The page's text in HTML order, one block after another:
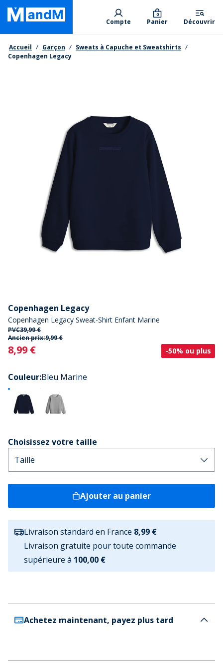
Skip
main
content
Primary departments
Compte Panier
0
Découvrir
Fil d'Ariane
Accueil Garçon
Sweats à Capuche et Sweatshirts
Copenhagen Legacy
Copenhagen Legacy
Copenhagen Legacy Sweat-Shirt Enfant Marine
PVC39,99 €
Ancien prix:9,99 €
Current
8,99 € -50% ou plus
Couleur:Bleu Marine
Choisissez votre taille
Ajouter au panier
Livraison standard en France 8,99 €
Livraison gratuite pour toute commande
supérieure à 100,00 €
Achetez maintenant, payez plus tard